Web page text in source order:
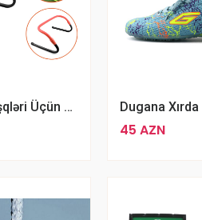
Futbol Məşqləri Üçün Funksional Maneə Dəsti Çanta İlə Birlikdə
45 AZN